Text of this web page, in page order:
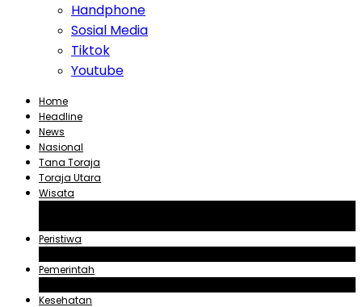
Handphone
Sosial Media
Tiktok
Youtube
Home
Headline
News
Nasional
Tana Toraja
Toraja Utara
Wisata
Peristiwa
Pemerintah
Kesehatan